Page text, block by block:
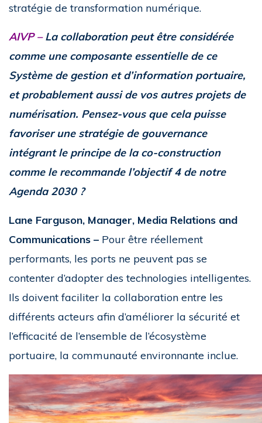
stratégie de transformation numérique.
AIVP – La collaboration peut être considérée
comme une composante essentielle de ce
Système de gestion et d’information portuaire,
et probablement aussi de vos autres projets de
numérisation. Pensez-vous que cela puisse
favoriser une stratégie de gouvernance
intégrant le principe de la co-construction
comme le recommande l’objectif 4 de notre
Agenda 2030 ?
Lane Farguson, Manager, Media Relations and
Communications – Pour être réellement
performants, les ports ne peuvent pas se
contenter d’adopter des technologies intelligentes.
Ils doivent faciliter la collaboration entre les
différents acteurs afin d’améliorer la sécurité et
l’efficacité de l’ensemble de l’écosystème
portuaire, la communauté environnante inclue.